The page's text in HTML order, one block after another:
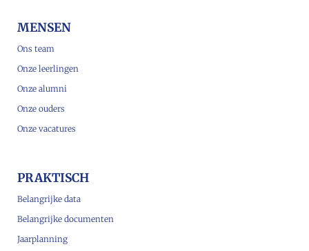
MENSEN
Ons team
Onze leerlingen
Onze alumni
Onze ouders
Onze vacatures
PRAKTISCH
Belangrijke data
Belangrijke documenten
Jaarplanning